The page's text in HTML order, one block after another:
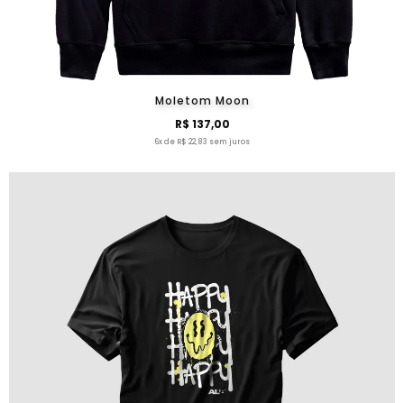
Moletom Moon
R$ 137,00
6x de R$ 22,83 sem juros